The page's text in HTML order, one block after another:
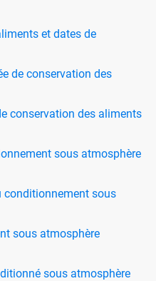
et dates de
de conservation des
conservation des aliments
sous atmosphère
conditionnement sous
sous atmosphère
sous atmosphère